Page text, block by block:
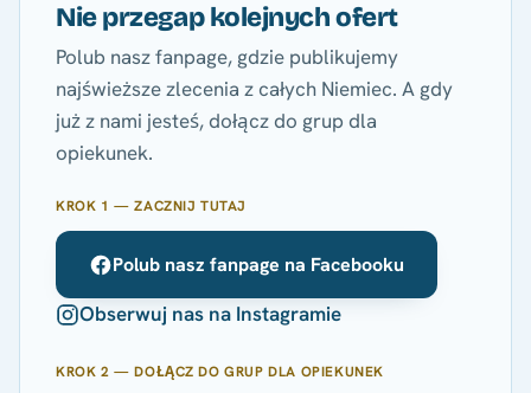
Nie przegap kolejnych ofert
Polub nasz fanpage, gdzie publikujemy
najświeższe zlecenia z całych Niemiec. A gdy
już z nami jesteś, dołącz do grup dla
opiekunek.
KROK 1 — ZACZNIJ TUTAJ
Polub nasz fanpage na Facebooku
Obserwuj nas na Instagramie
KROK 2 — DOŁĄCZ DO GRUP DLA OPIEKUNEK